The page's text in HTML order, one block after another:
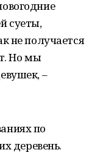
суеты,
не получается
Но мы
–
по
деревень.